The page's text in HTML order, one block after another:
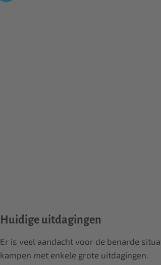
Huidige uitdagingen
Er is veel aandacht voor de benarde
kampen met enkele grote uitdagingen.